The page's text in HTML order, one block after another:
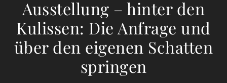
Ausstellung – hinter den
Kulissen: Die Anfrage und
über den eigenen Schatten
springen